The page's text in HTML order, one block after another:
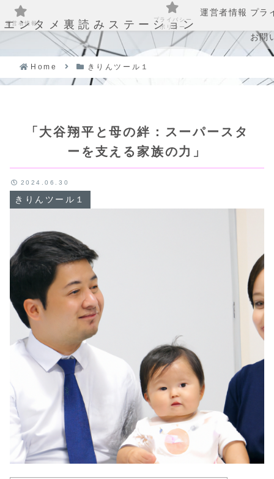
エンタメ裏読みステーション
運営者情報 プラ
お問
Home きりんツール１
「大谷翔平と母の絆：スーパースタ
ーを支える家族の力」
きりんツール１
2024.06.30
運営者情報
プライバシー
ポリシー